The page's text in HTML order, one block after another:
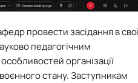
провести засідання в
педагогічним
організації
стану. Заступникам